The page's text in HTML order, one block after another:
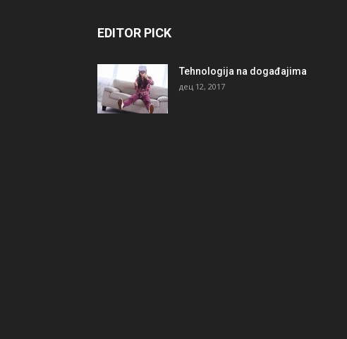
EDITOR PICK
Tehnologija na događajima
дец 12, 2017